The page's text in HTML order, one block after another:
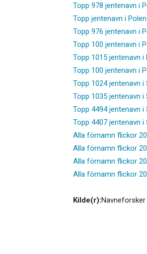
Topp 978 jentenavn i
Topp jentenavn i
Topp 976 jentenavn i
Topp 100 jentenavn i
Topp 1015 jentenavn i
Topp 100 jentenavn i
Topp 1024 jentenavn
Topp 1035 jentenavn
Topp 4494 jentenavn i
Topp 4407 jentenavn i
Alla förnamn flickor
Alla förnamn flickor
Alla förnamn flickor
Alla förnamn flickor
Kilde(r):Navneforsker